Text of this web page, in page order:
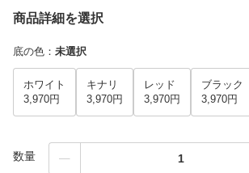
商品詳細を選択
底の色 ： 未選択
ホワイト
3,970円
キナリ
3,970円
レッド
3,970円
ブラック
3,970円
数量